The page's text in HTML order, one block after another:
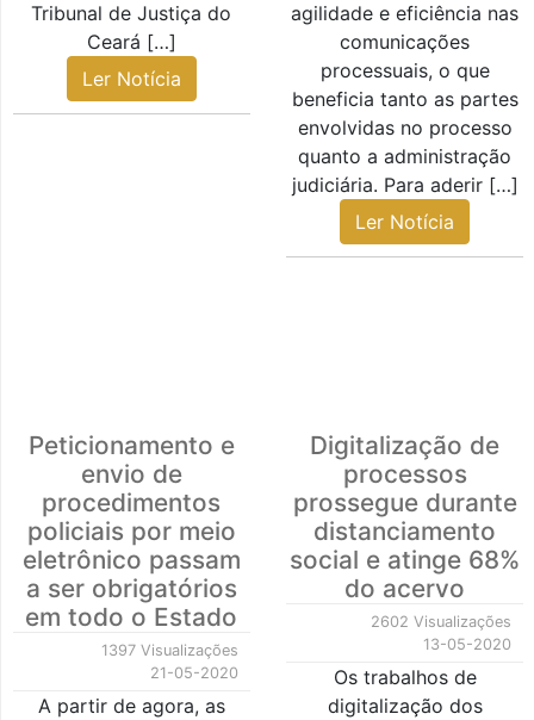
Tribunal de Justiça do
Ceará […]
Ler Notícia
agilidade e eficiência nas
comunicações
processuais, o que
beneficia tanto as partes
envolvidas no processo
quanto a administração
judiciária. Para aderir […]
Ler Notícia
Peticionamento e
envio de
procedimentos
policiais por meio
eletrônico passam
a ser obrigatórios
em todo o Estado
1397 Visualizações
21-05-2020
A partir de agora, as
Digitalização de
processos
prossegue durante
distanciamento
social e atinge 68%
do acervo
2602 Visualizações
13-05-2020
Os trabalhos de
digitalização dos